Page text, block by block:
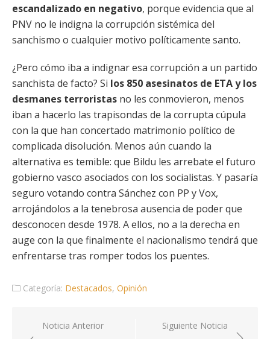
escandalizado en negativo, porque evidencia que al
PNV no le indigna la corrupción sistémica del
sanchismo o cualquier motivo políticamente santo.
¿Pero cómo iba a indignar esa corrupción a un partido
sanchista de facto? Si los 850 asesinatos de ETA y los
desmanes terroristas no les conmovieron, menos
iban a hacerlo las trapisondas de la corrupta cúpula
con la que han concertado matrimonio político de
complicada disolución. Menos aún cuando la
alternativa es temible: que Bildu les arrebate el futuro
gobierno vasco asociados con los socialistas. Y pasaría
seguro votando contra Sánchez con PP y Vox,
arrojándolos a la tenebrosa ausencia de poder que
desconocen desde 1978. A ellos, no a la derecha en
auge con la que finalmente el nacionalismo tendrá que
enfrentarse tras romper todos los puentes.
Categoría: Destacados, Opinión
Navegación
Noticia Anterior Siguiente Noticia